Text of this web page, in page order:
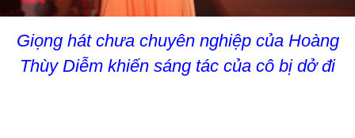
Giọng hát chưa chuyên nghiệp của Hoàng
Thùy Diễm khiến sáng tác của cô bị dở đi